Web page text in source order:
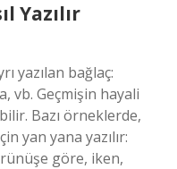
Yazılır
yazılan bağlaç:
vb. Geçmişin hayali
Bazı örneklerde,
yan yana yazılır:
göre, iken,